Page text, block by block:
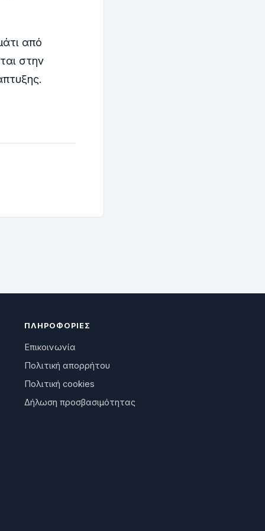
από
στην
ΠΛΗΡΟΦΟΡΊΕΣ
Επικοινωνία
Πολιτική απορρήτου
Πολιτική cookies
Δήλωση προσβασιμότητας